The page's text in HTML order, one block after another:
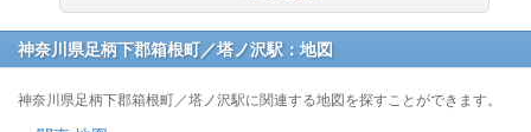
神奈川県足柄下郡箱根町／塔ノ沢駅：地図
神奈川県足柄下郡箱根町／塔ノ沢駅に関連する地図を探すことができます。